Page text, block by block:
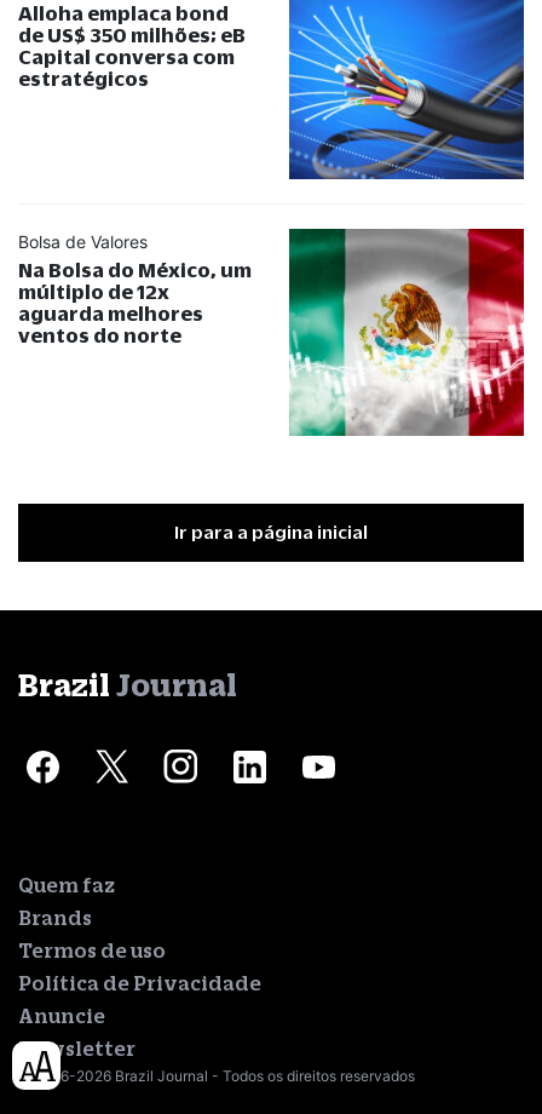
Alloha emplaca bond
de US$ 350 milhões; eB
Capital conversa com
estratégicos
Bolsa de Valores
Na Bolsa do México, um
múltiplo de 12x
aguarda melhores
ventos do norte
Ir para a página inicial
Brazil Journal
Quem faz
Brands
Termos de uso
Política de Privacidade
Anuncie
Newsletter
© 2016-2026 Brazil Journal - Todos os direitos reservados